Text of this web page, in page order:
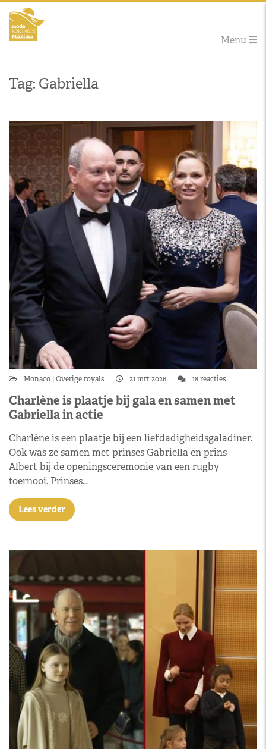
Menu
Tag: Gabriella
Monaco Overige royals 21 mrt 2026 18 reacties
Charlène is plaatje bij gala en samen met
Gabriella in actie
Charlène is een plaatje bij een liefdadigheidsgaladiner.
Ook was ze samen met prinses Gabriella en prins
Albert bij de openingsceremonie van een rugby
toernooi. Prinses…
Lees verder